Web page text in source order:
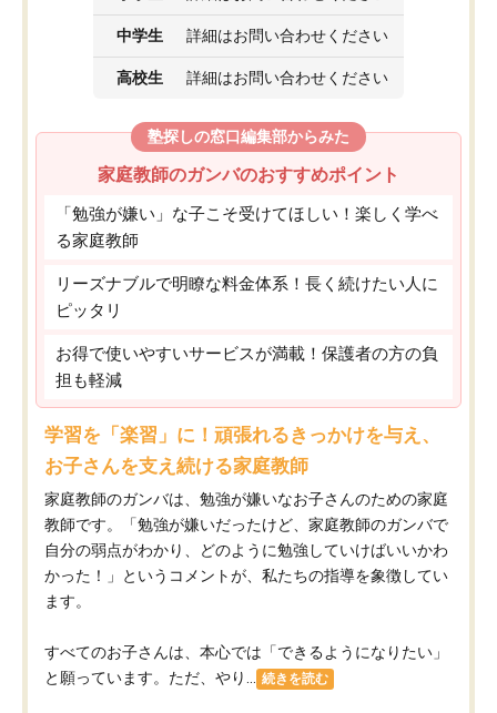
中学生 詳細はお問い合わせください
高校生 詳細はお問い合わせください
塾探しの窓口編集部からみた
家庭教師のガンバのおすすめポイント
「勉強が嫌い」な子こそ受けてほしい！楽しく学べ
る家庭教師
リーズナブルで明瞭な料金体系！長く続けたい人に
ピッタリ
お得で使いやすいサービスが満載！保護者の方の負
担も軽減
学習を「楽習」に！頑張れるきっかけを与え、
お子さんを支え続ける家庭教師
家庭教師のガンバは、勉強が嫌いなお子さんのための家庭
教師です。「勉強が嫌いだったけど、家庭教師のガンバで
自分の弱点がわかり、どのように勉強していけばいいかわ
かった！」というコメントが、私たちの指導を象徴してい
ます。
すべてのお子さんは、本心では「できるようになりたい」
と願っています。ただ、やり...
続きを読む